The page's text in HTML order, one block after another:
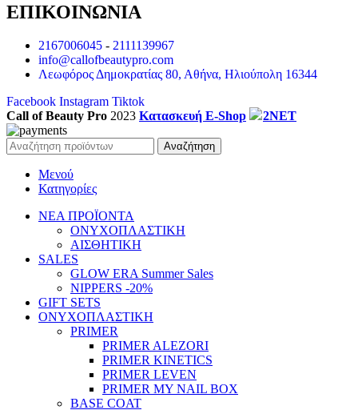
ΕΠΙΚΟΙΝΩΝΙΑ
2167006045 - 2111139967
info@callofbeautypro.com
Λεωφόρος Δημοκρατίας 80, Αθήνα, Ηλιούπολη 16344
Facebook Instagram Tiktok
Call of Beauty Pro 2023 Κατασκευή E-Shop 2NET
Αναζήτηση
Μενού
Κατηγορίες
ΝΕΑ ΠΡΟΪΟΝΤΑ
ΟΝΥΧΟΠΛΑΣΤΙΚΗ
ΑΙΣΘΗΤΙΚΗ
SALES
GLOW ERA Summer Sales
NIPPERS -20%
GIFT SETS
ΟΝΥΧΟΠΛΑΣΤΙΚΗ
PRIMER
PRIMER ALEZORI
PRIMER KINETICS
PRIMER LEVEN
PRIMER MY NAIL BOX
BASE COAT